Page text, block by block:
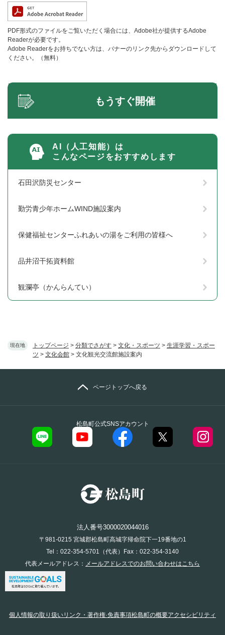
現在地 トップページ > 分類でさがす > 文化・スポーツ > 生涯学習・スポー
ツ > 文化会館 > 文化観光交流館施設案内
PDF形式のファイルをご覧いただく場合には、Adobe社が提供するAdobe
Readerが必要です。
Adobe Readerをお持ちでない方は、バナーのリンク先からダウンロードして
ください。（無料）
もうすぐ開催
AI（人工知能）は
こんなページをおすすめします
石田沢防災センター
勤労青少年ホームWIND施設案内
保健福祉センターふれあいの湯をご利用の皆様へ
品井沼干拓資料館
観瀾亭（かんらんてい）
松島町公式SNSアカウント
ページトップへ戻る
法人番号3000020044016
〒981-0215 宮城郡松島町高城字帰命院下一19番地の1
Tel：022-354-5701（代表）Fax：022-354-3140
代表メールアドレス： メールアドレスでのお問い合わせはこちら
個人情報の取り扱いリンク・著作権·免責事項松島町の概要アクセシビリティ